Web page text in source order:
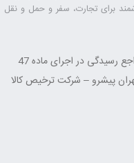
برای تجارت، سفر و حمل ‌و نقل